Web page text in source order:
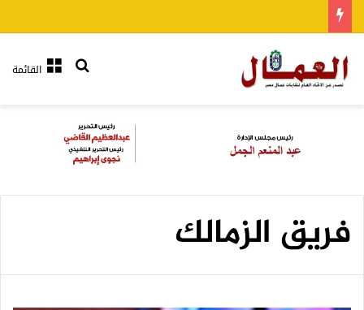
القائمةبحث عن
فريق الزمالك